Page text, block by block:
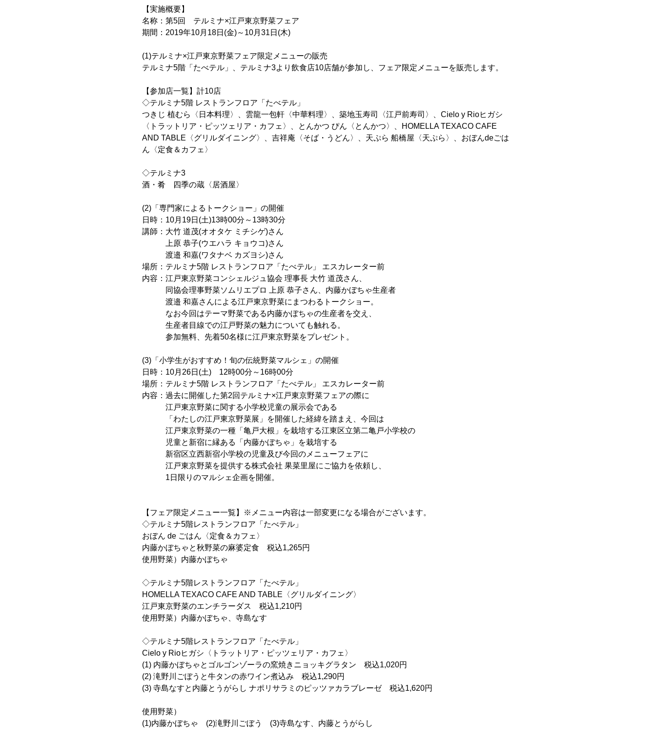
【実施概要】
名称：第5回 テルミナ×江戸東京野菜フェア
期間：2019年10月18日(金)～10月31日(木)
(1)テルミナ×江戸東京野菜フェア限定メニューの販売
テルミナ5階「たべテル」、テルミナ3より飲食店10店舗が参加し、フェア限定メニューを販売します。
【参加店一覧】計10店
◇テルミナ5階 レストランフロア「たべテル」
つきじ 植むら〈日本料理〉、雲龍一包軒〈中華料理〉、築地玉寿司〈江戸前寿司〉、Cielo y Rioヒガシ
〈トラットリア・ピッツェリア・カフェ〉、とんかつ ぴん〈とんかつ〉、HOMELLA TEXACO CAFE
AND TABLE〈グリルダイニング〉、吉祥庵〈そば・うどん〉、天ぷら 船橋屋〈天ぷら〉、おぼんdeごは
ん〈定食＆カフェ〉
◇テルミナ3
酒・肴 四季の蔵〈居酒屋〉
(2)「専門家によるトークショー」の開催
日時：10月19日(土)13時00分～13時30分
講師：大竹 道茂(オオタケ ミチシゲ)さん
上原 恭子(ウエハラ キョウコ)さん
渡邉 和嘉(ワタナベ カズヨシ)さん
場所：テルミナ5階 レストランフロア「たべテル」 エスカレーター前
内容：江戸東京野菜コンシェルジュ協会 理事長 大竹 道茂さん、
同協会理事野菜ソムリエプロ 上原 恭子さん、内藤かぼちゃ生産者
渡邉 和嘉さんによる江戸東京野菜にまつわるトークショー。
なお今回はテーマ野菜である内藤かぼちゃの生産者を交え、
生産者目線での江戸野菜の魅力についても触れる。
参加無料、先着50名様に江戸東京野菜をプレゼント。
(3)「小学生がおすすめ！旬の伝統野菜マルシェ」の開催
日時：10月26日(土) 12時00分～16時00分
場所：テルミナ5階 レストランフロア「たべテル」 エスカレーター前
内容：過去に開催した第2回テルミナ×江戸東京野菜フェアの際に
江戸東京野菜に関する小学校児童の展示会である
「わたしの江戸東京野菜展」を開催した経緯を踏まえ、今回は
江戸東京野菜の一種「亀戸大根」を栽培する江東区立第二亀戸小学校の
児童と新宿に縁ある「内藤かぼちゃ」を栽培する
新宿区立西新宿小学校の児童及び今回のメニューフェアに
江戸東京野菜を提供する株式会社 果菜里屋にご協力を依頼し、
1日限りのマルシェ企画を開催。
【フェア限定メニュー一覧】※メニュー内容は一部変更になる場合がございます。
◇テルミナ5階レストランフロア「たべテル」
おぼん de ごはん〈定食＆カフェ〉
内藤かぼちゃと秋野菜の麻婆定食 税込1,265円
使用野菜）内藤かぼちゃ
◇テルミナ5階レストランフロア「たべテル」
HOMELLA TEXACO CAFE AND TABLE〈グリルダイニング〉
江戸東京野菜のエンチラーダス 税込1,210円
使用野菜）内藤かぼちゃ、寺島なす
◇テルミナ5階レストランフロア「たべテル」
Cielo y Rioヒガシ〈トラットリア・ピッツェリア・カフェ〉
(1) 内藤かぼちゃとゴルゴンゾーラの窯焼きニョッキグラタン 税込1,020円
(2) 滝野川ごぼうと牛タンの赤ワイン煮込み 税込1,290円
(3) 寺島なすと内藤とうがらし ナポリサラミのピッツァカラブレーゼ 税込1,620円
使用野菜）
(1)内藤かぼちゃ (2)滝野川ごぼう (3)寺島なす、内藤とうがらし